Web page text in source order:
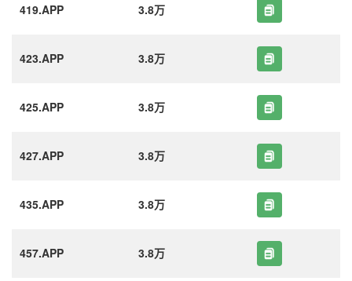
419.APP 3.8万
423.APP 3.8万
425.APP 3.8万
427.APP 3.8万
435.APP 3.8万
457.APP 3.8万